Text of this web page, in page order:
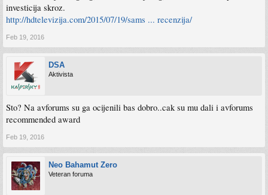
investicija skroz.
http://hdtelevizija.com/2015/07/19/sams ... recenzija/
Feb 19, 2016
DSA
Aktivista
Sto? Na avforums su ga ocijenili bas dobro..cak su mu dali i avforums
recommended award
Feb 19, 2016
Neo Bahamut Zero
Veteran foruma